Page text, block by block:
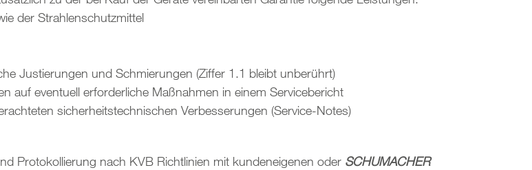
der Strahlenschutzmittel
Justierungen und Schmierungen (Ziffer 1.1 bleibt unberührt)
auf eventuell erforderliche Maßnahmen in einem Servicebericht
sicherheitstechnischen Verbesserungen (Service-Notes)
Protokollierung nach KVB Richtlinien mit kundeneigenen oder SCHUMACHER